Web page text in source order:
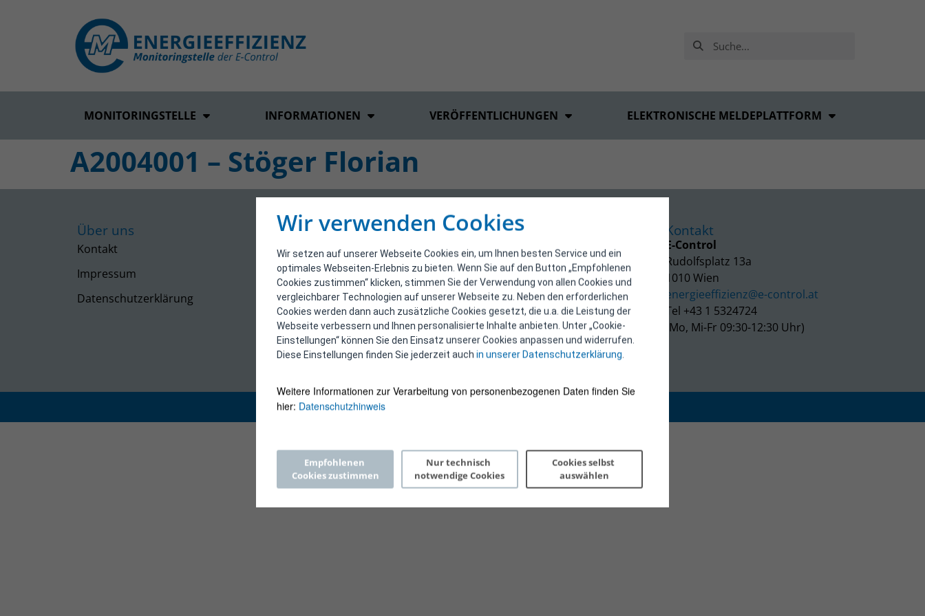
Wir verwenden Cookies
Wir setzen auf unserer Webseite Cookies ein, um Ihnen besten Service und ein
optimales Webseiten-Erlebnis zu bieten. Wenn Sie auf den Button „Empfohlenen
Cookies zustimmen“ klicken, stimmen Sie der Verwendung von allen Cookies und
vergleichbarer Technologien auf unserer Webseite zu. Neben den erforderlichen
Cookies werden dann auch zusätzliche Cookies gesetzt, die u.a. die Leistung der
Webseite verbessern und Ihnen personalisierte Inhalte anbieten. Unter „Cookie-
Einstellungen“ können Sie den Einsatz unserer Cookies anpassen und widerrufen.
Diese Einstellungen finden Sie jederzeit auch in unserer Datenschutzerklärung.
Weitere Informationen zur Verarbeitung von personenbezogenen Daten finden Sie
hier: Datenschutzhinweis
Empfohlenen
Cookies zustimmen
Nur technisch
notwendige Cookies
Cookies selbst
auswählen
MONITORINGSTELLE INFORMATIONEN VERÖFFENTLICHUNGEN ELEKTRONISCHE MELDEPLATTFORM
A2004001 – Stöger Florian
Über uns
Kontakt
Impressum
Datenschutzerklärung
Kontakt
E-Control
Rudolfsplatz 13a
1010 Wien
energieeffizienz@e-control.at
Tel +43 1 5324724
(Mo, Mi-Fr 09:30-12:30 Uhr)